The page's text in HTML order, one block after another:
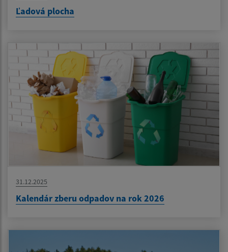
Ľadová plocha
31.12.2025
Kalendár zberu odpadov na rok 2026